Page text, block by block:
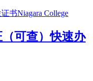
可查）快速办